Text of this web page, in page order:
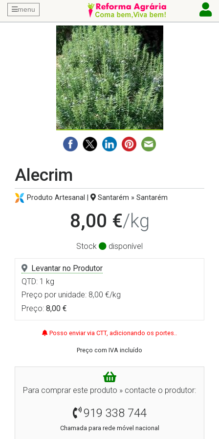
menu
Alecrim
Produto Artesanal | Santarém » Santarém
8,00 €/kg
Stock disponível
Levantar no Produtor
QTD: 1 kg
Preço por unidade: 8,00 €/kg
Preço: 8,00 €
Posso enviar via CTT, adicionando os portes..
Preço com IVA incluído
Para comprar este produto » contacte o produtor:
919 338 744
Chamada para rede móvel nacional